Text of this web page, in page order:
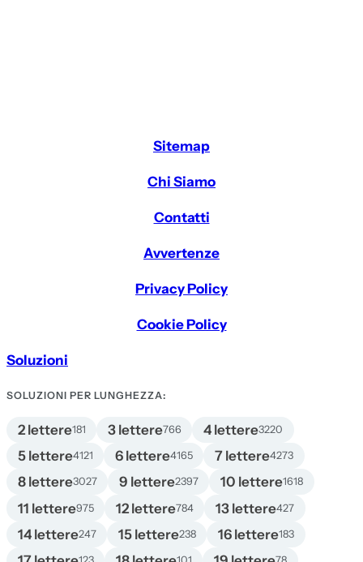
Sitemap
Chi Siamo
Contatti
Avvertenze
Privacy Policy
Cookie Policy
Soluzioni
SOLUZIONI PER LUNGHEZZA:
2 lettere181 3 lettere766 4 lettere3220
5 lettere4121 6 lettere4165 7 lettere4273
8 lettere3027 9 lettere2397 10 lettere1618
11 lettere975 12 lettere784 13 lettere427
14 lettere247 15 lettere238 16 lettere183